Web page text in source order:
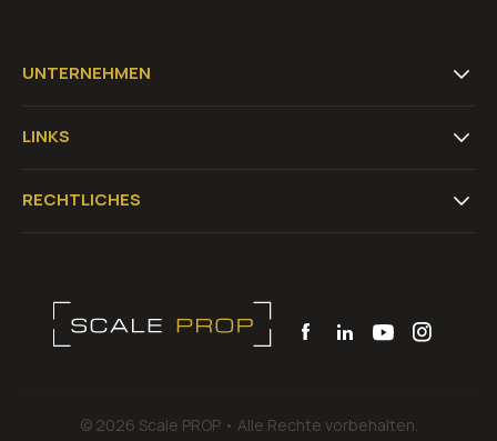
UNTERNEHMEN
LINKS
RECHTLICHES
© 2026 Scale PROP • Alle Rechte vorbehalten.